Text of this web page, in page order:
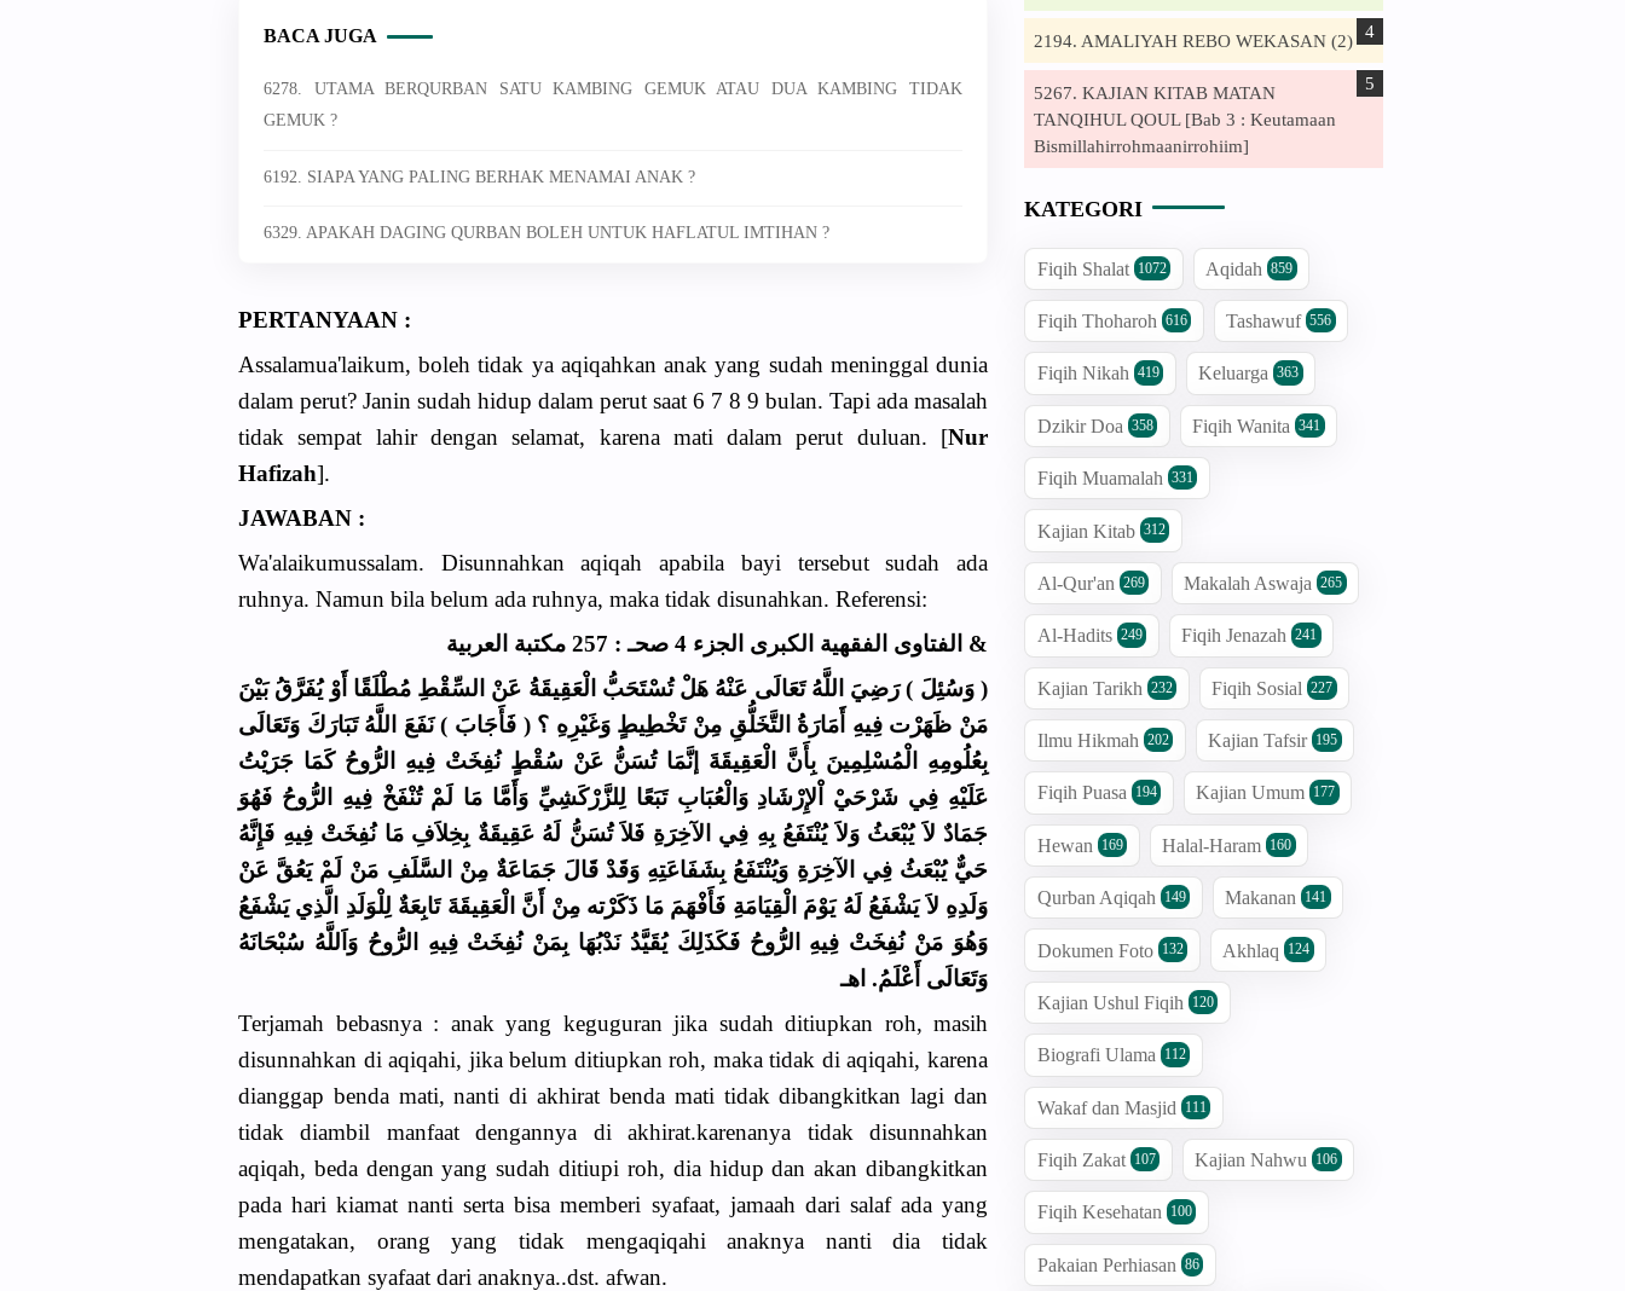
BACA JUGA
6278. UTAMA BERQURBAN SATU KAMBING GEMUK ATAU DUA KAMBING TIDAK
GEMUK ?
6192. SIAPA YANG PALING BERHAK MENAMAI ANAK ?
6329. APAKAH DAGING QURBAN BOLEH UNTUK HAFLATUL IMTIHAN ?
PERTANYAAN :
Assalamua'laikum, boleh tidak ya aqiqahkan anak yang sudah meninggal dunia
dalam perut? Janin sudah hidup dalam perut saat 6 7 8 9 bulan. Tapi ada masalah
tidak sempat lahir dengan selamat, karena mati dalam perut duluan. [Nur
Hafizah].
JAWABAN :
Wa'alaikumussalam. Disunnahkan aqiqah apabila bayi tersebut sudah ada
ruhnya. Namun bila belum ada ruhnya, maka tidak disunahkan. Referensi:
& الفتاوى الفقهية الكبرى الجزء 4 صحـ : 257 مكتبة العربية
( وَسُئِلَ ) رَضِيَ اللَّهُ تَعَالَى عَنْهُ هَلْ تُسْتَحَبُّ الْعَقِيقَةُ عَنْ السِّقْطِ مُطْلَقًا أَوْ يُفَرَّقُ بَيْنَ
مَنْ ظَهَرْت فِيهِ أَمَارَةُ التَّخَلُّقِ مِنْ تَخْطِيطٍ وَغَيْرِهِ ؟ ( فَأَجَابَ ) نَفَعَ اللَّهُ تَبَارَكَ وَتَعَالَى
بِعُلُومِهِ الْمُسْلِمِينَ بِأَنَّ الْعَقِيقَةَ إنَّمَا تُسَنُّ عَنْ سُقْطٍ نُفِخَتْ فِيهِ الرُّوحُ كَمَا جَرَيْتُ
عَلَيْهِ فِي شَرْحَيْ اْلإِرْشَادِ وَالْعُبَابِ تَبَعًا لِلزَّرْكَشِيِّ وَأَمَّا مَا لَمْ تُنْفَخْ فِيهِ الرُّوحُ فَهُوَ
جَمَادٌ لاَ يُبْعَثُ وَلاَ يُنْتَفَعُ بِهِ فِي الآخِرَةِ فَلاَ تُسَنُّ لَهُ عَقِيقَةٌ بِخِلاَفِ مَا نُفِخَتْ فِيهِ فَإِنَّهُ
حَيٌّ يُبْعَثُ فِي الآخِرَةِ وَيُنْتَفَعُ بِشَفَاعَتِهِ وَقَدْ قَالَ جَمَاعَةٌ مِنْ السَّلَفِ مَنْ لَمْ يَعُقَّ عَنْ
وَلَدِهِ لاَ يَشْفَعُ لَهُ يَوْمَ الْقِيَامَةِ فَأَفْهَمَ مَا ذَكَرْته مِنْ أَنَّ الْعَقِيقَةَ تَابِعَةٌ لِلْوَلَدِ الَّذِي يَشْفَعُ
وَهُوَ مَنْ نُفِخَتْ فِيهِ الرُّوحُ فَكَذَلِكَ يُقَيَّدُ نَدْبُهَا بِمَنْ نُفِخَتْ فِيهِ الرُّوحُ وَاَللَّهُ سُبْحَانَهُ
وَتَعَالَى أَعْلَمُ. اهـ
Terjamah bebasnya : anak yang keguguran jika sudah ditiupkan roh, masih
disunnahkan di aqiqahi, jika belum ditiupkan roh, maka tidak di aqiqahi, karena
dianggap benda mati, nanti di akhirat benda mati tidak dibangkitkan lagi dan
tidak diambil manfaat dengannya di akhirat.karenanya tidak disunnahkan
aqiqah, beda dengan yang sudah ditiupi roh, dia hidup dan akan dibangkitkan
pada hari kiamat nanti serta bisa memberi syafaat, jamaah dari salaf ada yang
mengatakan, orang yang tidak mengaqiqahi anaknya nanti dia tidak
mendapatkan syafaat dari anaknya..dst. afwan.
2194. AMALIYAH REBO WEKASAN (2)
5267. KAJIAN KITAB MATAN
TANQIHUL QOUL [Bab 3 : Keutamaan
Bismillahirrohmaanirrohiim]
KATEGORI
Fiqih Shalat 1072 Aqidah 859
Fiqih Thoharoh 616 Tashawuf 556
Fiqih Nikah 419 Keluarga 363
Dzikir Doa 358 Fiqih Wanita 341
Fiqih Muamalah 331
Kajian Kitab 312
Al-Qur'an 269 Makalah Aswaja 265
Al-Hadits 249 Fiqih Jenazah 241
Kajian Tarikh 232 Fiqih Sosial 227
Ilmu Hikmah 202 Kajian Tafsir 195
Fiqih Puasa 194 Kajian Umum 177
Hewan 169 Halal-Haram 160
Qurban Aqiqah 149 Makanan 141
Dokumen Foto 132 Akhlaq 124
Kajian Ushul Fiqih 120
Biografi Ulama 112
Wakaf dan Masjid 111
Fiqih Zakat 107 Kajian Nahwu 106
Fiqih Kesehatan 100
Pakaian Perhiasan 86